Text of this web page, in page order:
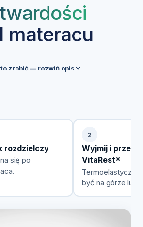
materacu
zrobić — rozwiń opis
rozdzielczym, który ułatwia
czy stanu zdrowia.
rozdzielczy
się po
2
Wyjmij i
VitaRest®
Termoelastyczna
być na górze lub